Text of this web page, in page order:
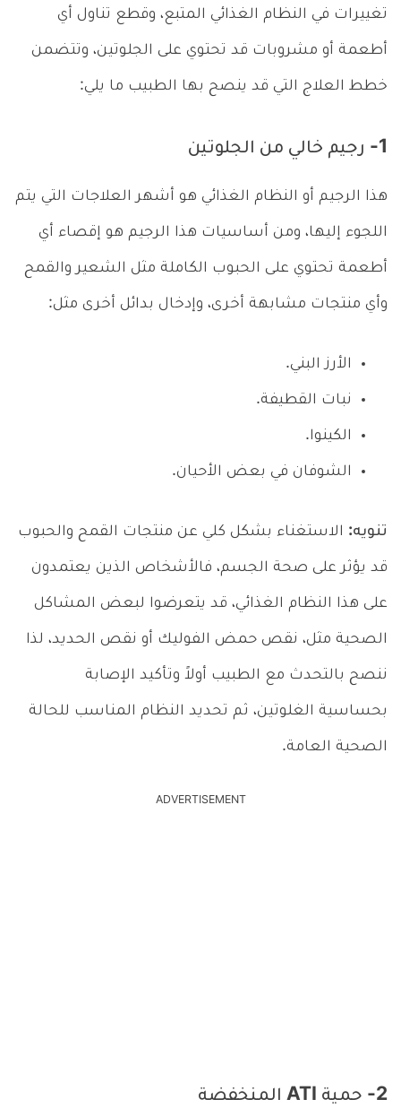
تغييرات في النظام الغذائي المتبع، وقطع تناول أي
أطعمة أو مشروبات قد تحتوي على الجلوتين، وتتضمن
خطط العلاج التي قد ينصح بها الطبيب ما يلي:
1- رجيم خالي من الجلوتين
هذا الرجيم أو النظام الغذائي هو أشهر العلاجات التي يتم
اللجوء إليها، ومن أساسيات هذا الرجيم هو إقصاء أي
أطعمة تحتوي على الحبوب الكاملة مثل الشعير والقمح
وأي منتجات مشابهة أخرى، وإدخال بدائل أخرى مثل:
الأرز البني.
نبات القطيفة.
الكينوا.
الشوفان في بعض الأحيان.
تنويه: الاستغناء بشكل كلي عن منتجات القمح والحبوب
قد يؤثر على صحة الجسم، فالأشخاص الذين يعتمدون
على هذا النظام الغذائي، قد يتعرضوا لبعض المشاكل
الصحية مثل، نقص حمض الفوليك أو نقص الحديد، لذا
ننصح بالتحدث مع الطبيب أولاً وتأكيد الإصابة
بحساسية الغلوتين، ثم تحديد النظام المناسب للحالة
الصحية العامة.
ADVERTISEMENT
2- حمية ATI المنخفضة